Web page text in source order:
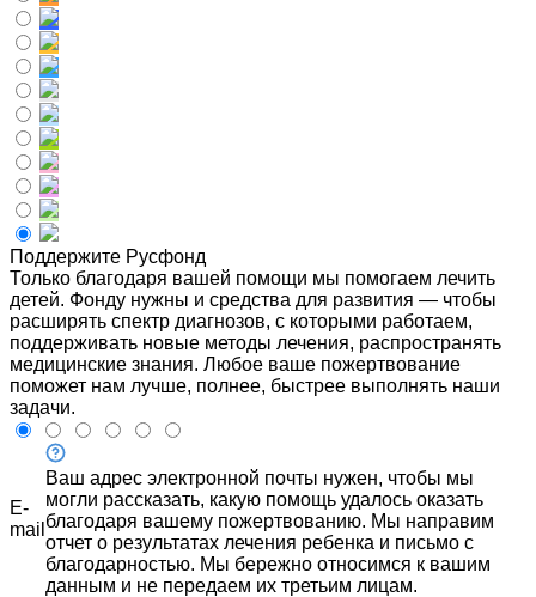
Поддержите Русфонд
Только благодаря вашей помощи мы помогаем лечить
детей. Фонду нужны и средства для развития — чтобы
расширять спектр диагнозов, с которыми работаем,
поддерживать новые методы лечения, распространять
медицинские знания. Любое ваше пожертвование
поможет нам лучше, полнее, быстрее выполнять наши
задачи.
E-
mail
Ваш адрес электронной почты нужен, чтобы мы
могли рассказать, какую помощь удалось оказать
благодаря вашему пожертвованию. Мы направим
отчет о результатах лечения ребенка и письмо с
благодарностью. Мы бережно относимся к вашим
данным и не передаем их третьим лицам.